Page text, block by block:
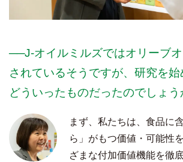
──J-オイルミルズではオリーブ
されているそうですが、研究を
どういったものだったのでしょう
まず、私たちは、食品に
ら」がもつ価値・可能性
ざまな付加価値機能を徹